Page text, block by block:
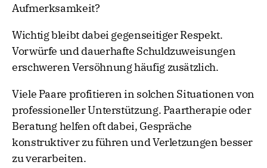
Aufmerksamkeit?
Wichtig bleibt dabei gegenseitiger Respekt.
Vorwürfe und dauerhafte Schuldzuweisungen
erschweren Versöhnung häufig zusätzlich.
Viele Paare profitieren in solchen Situationen von
professioneller Unterstützung. Paartherapie oder
Beratung helfen oft dabei, Gespräche
konstruktiver zu führen und Verletzungen besser
zu verarbeiten.